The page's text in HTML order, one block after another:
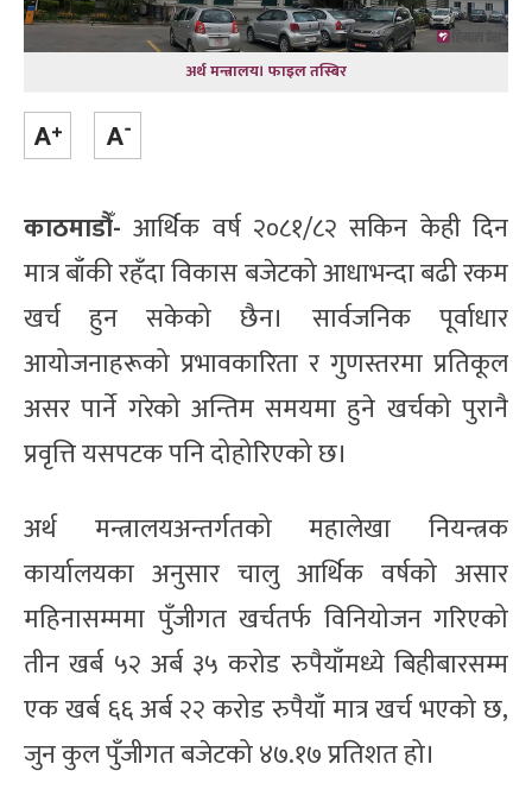
अर्थ मन्त्रालय। फाइल तस्बिर
काठमाडौँ- आर्थिक वर्ष २०८१/८२ सकिन केही दिन
मात्र बाँकी रहँदा विकास बजेटको आधाभन्दा बढी रकम
खर्च हुन सकेको छैन। सार्वजनिक पूर्वाधार
आयोजनाहरूको प्रभावकारिता र गुणस्तरमा प्रतिकूल
असर पार्ने गरेको अन्तिम समयमा हुने खर्चको पुरानै
प्रवृत्ति यसपटक पनि दोहोरिएको छ।
अर्थ मन्त्रालयअन्तर्गतको महालेखा नियन्त्रक
कार्यालयका अनुसार चालु आर्थिक वर्षको असार
महिनासम्ममा पुँजीगत खर्चतर्फ विनियोजन गरिएको
तीन खर्ब ५२ अर्ब ३५ करोड रुपैयाँमध्ये बिहीबारसम्म
एक खर्ब ६६ अर्ब २२ करोड रुपैयाँ मात्र खर्च भएको छ,
जुन कुल पुँजीगत बजेटको ४७.१७ प्रतिशत हो।